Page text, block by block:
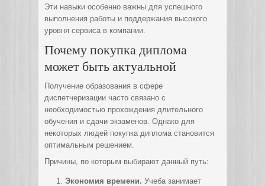
Эти навыки особенно важны для успешного
выполнения работы и поддержания высокого
уровня сервиса в компании.
Почему покупка диплома
может быть актуальной
Получение образования в сфере
диспетчеризации часто связано с
необходимостью прохождения длительного
обучения и сдачи экзаменов. Однако для
некоторых людей покупка диплома становится
оптимальным решением.
Причины, по которым выбирают данный путь:
Экономия времени. Учеба занимает